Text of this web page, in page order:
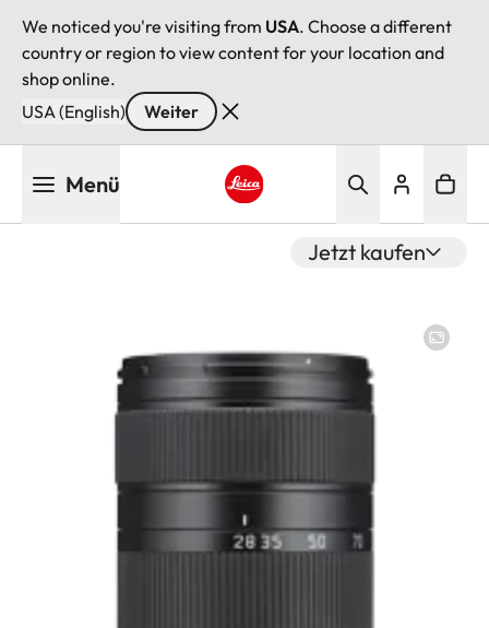
We noticed you're visiting from USA. Choose a different
country or region to view content for your location and
shop online.
USA (English)
Weiter
Menü
Jetzt kaufen